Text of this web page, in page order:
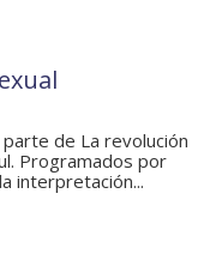
de La revolución
Programados por
interpretación...